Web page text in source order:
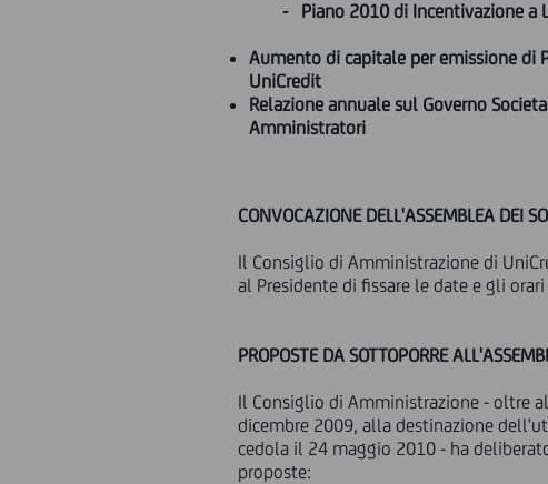
- Piano 2010 di Incentivazione a
Aumento di capitale per emissione di
UniCredit
Relazione annuale sul Governo
Amministratori
CONVOCAZIONE DELL'ASSEMBLEA DEI
Il Consiglio di Amministrazione di
al Presidente di fissare le date e gli
PROPOSTE DA SOTTOPORRE
Il Consiglio di Amministrazione - oltre
dicembre 2009, alla destinazione
cedola il 24 maggio 2010 - ha
proposte: